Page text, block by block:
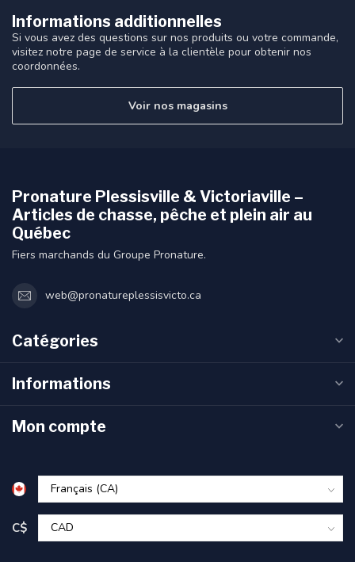
Informations additionnelles
Si vous avez des questions sur nos produits ou votre commande,
visitez notre page de service à la clientèle pour obtenir nos
coordonnées.
Voir nos magasins
Pronature Plessisville & Victoriaville –
Articles de chasse, pêche et plein air au
Québec
Fiers marchands du Groupe Pronature.
web@pronatureplessisvicto.ca
Catégories
Informations
Mon compte
C$